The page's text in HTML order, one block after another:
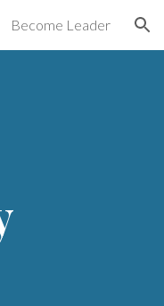
Become Leader